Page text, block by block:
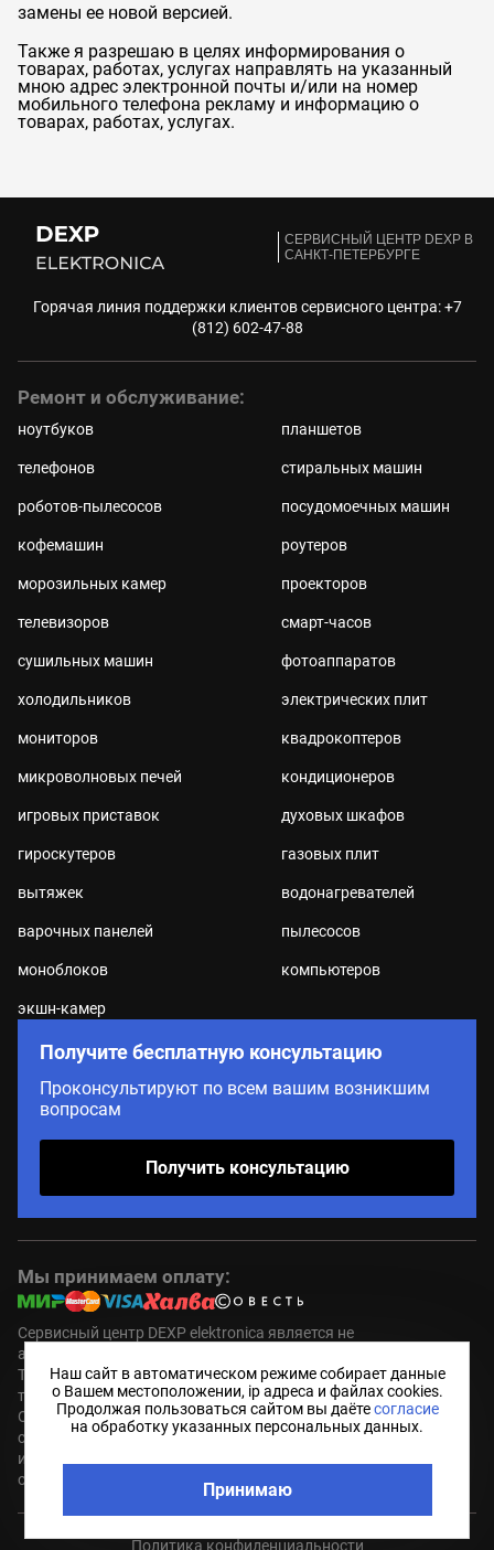
замены ее новой версией.
Также я разрешаю в целях информирования о
товарах, работах, услугах направлять на указанный
мною адрес электронной почты и/или на номер
мобильного телефона рекламу и информацию о
товарах, работах, услугах.
CЕРВИСНЫЙ ЦЕНТР DEXP В
САНКТ-ПЕТЕРБУРГЕ
Горячая линия поддержки клиентов сервисного центра:+7
(812) 602-47-88
Ремонт и обслуживание:
ноутбуков планшетов
телефонов стиральных машин
роботов-пылесосов посудомоечных машин
кофемашин роутеров
морозильных камер проекторов
телевизоров смарт-часов
сушильных машин фотоаппаратов
холодильников электрических плит
мониторов квадрокоптеров
микроволновых печей кондиционеров
игровых приставок духовых шкафов
гироскутеров газовых плит
вытяжек водонагревателей
варочных панелей пылесосов
моноблоков компьютеров
экшн-камер
Получите бесплатную консультацию
Проконсультируют по всем вашим возникшим
вопросам
Получить консультацию
Мы принимаем оплату:
Сервисный центр DEXP elektronica является не
авторизованным (пост гарантийным ) сервисным центром.
Торговые марки DEXP являются зарегистрированным
товарными знаками компании правообладателя.
Обозначения используется не с целью индивидуализации
соответствующих услуг по ремонту, а с целью
информирования потребителей о предоставляемых услугах в
отношении техники правообладателя.
Политика конфиденциальности
Наш сайт в автоматическом режиме собирает данные
о Вашем местоположении, ip адреса и файлах cookies.
Продолжая пользоваться сайтом вы даётесогласие
на обработку указанных персональных данных.
Принимаю